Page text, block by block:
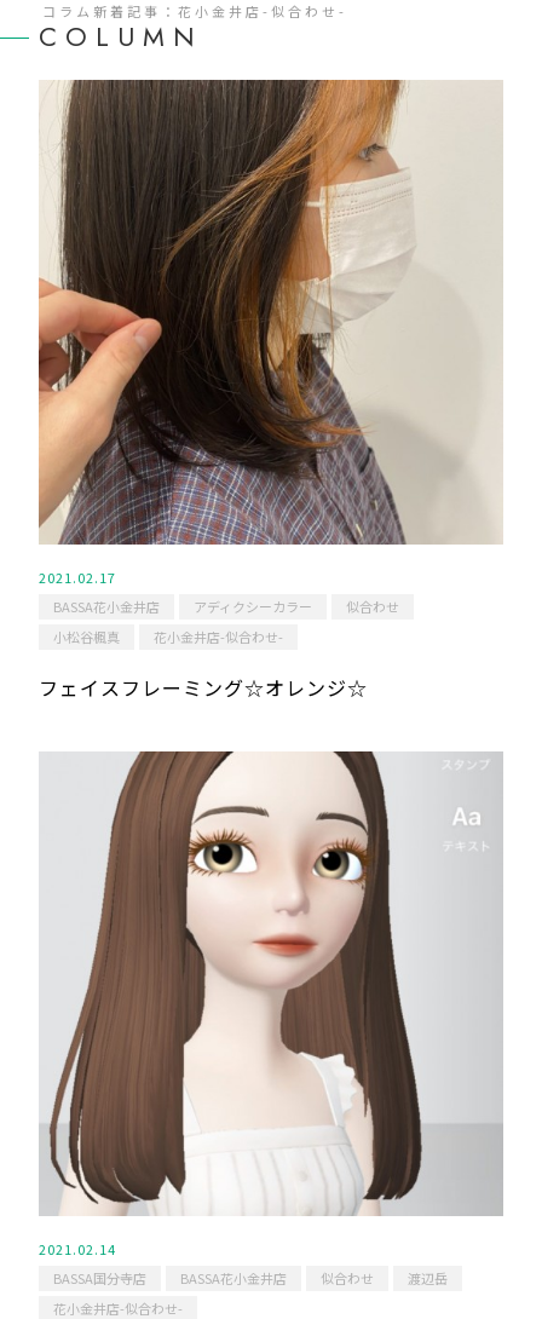
COLUMN
コラム新着記事：花小金井店-似合わせ-
2021.02.17
BASSA花小金井店
アディクシーカラー
似合わせ
小松谷楓真
花小金井店-似合わせ-
フェイスフレーミング☆オレンジ☆
2021.02.14
BASSA国分寺店
BASSA花小金井店 似合わせ
渡辺岳
花小金井店-似合わせ-